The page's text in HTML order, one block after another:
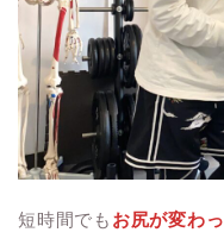
短時間でも お尻が変わ